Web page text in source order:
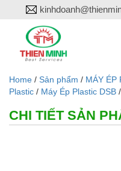
Home / Sản phẩm / MÁY ÉP
Plastic / Máy Ép Plastic DSB
CHI TIẾT SẢN